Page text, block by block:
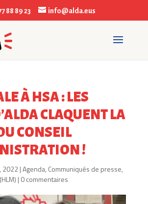
88 89 23 info@alda.eus
À HSA : LES
CLAQUENT LA
CONSEIL
!
2022|Agenda, Communiqués de presse,
| 0 commentaires